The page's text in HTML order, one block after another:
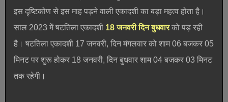
इस दृष्टिकोण से इस माह पड़ने वाली एकादशी का बड़ा महत्व होता है।
साल 2023 में षटतिला एकादशी 18 जनवरी दिन बुधवारको पड़ रही
है। षटतिला एकादशी 17 जनवरी, दिन मंगलवार को शाम 06 बजकर 05
मिनट पर शुरू होकर 18 जनवरी, दिन बुधवार शाम 04 बजकर 03 मिनट
तक रहेगी।